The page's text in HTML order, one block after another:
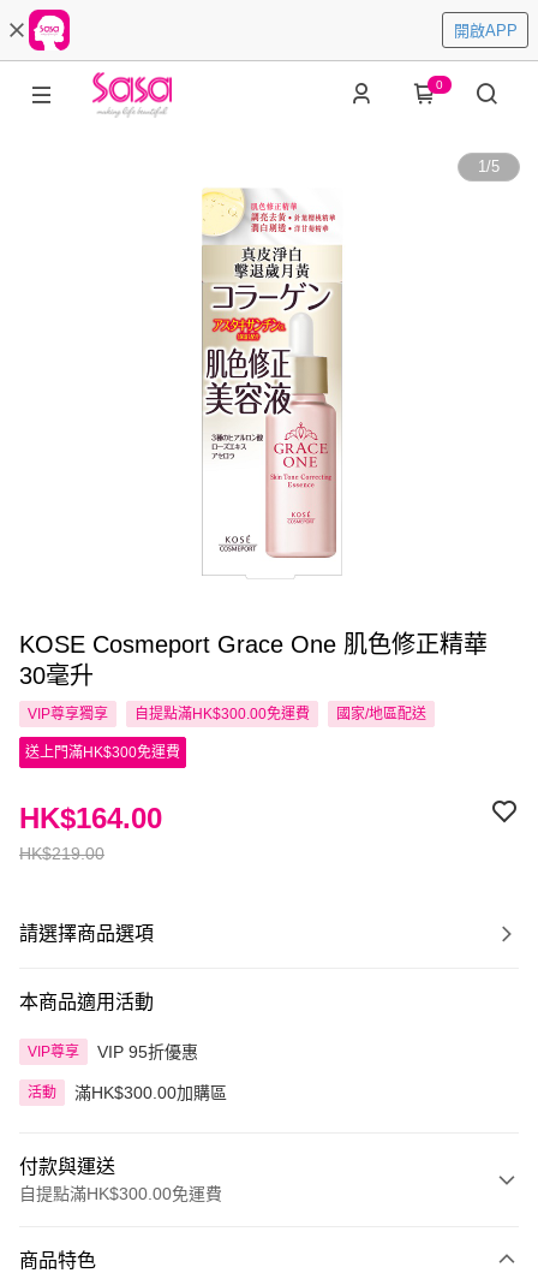
開啟APP
0
1/5
KOSE Cosmeport Grace One 肌色修正精華
30毫升
VIP尊享獨享 自提點滿HK$300.00免運費 國家/地區配送
送上門滿HK$300免運費
HK$219.00
HK$164.00
請選擇商品選項
本商品適用活動
VIP尊享 VIP 95折優惠
活動 滿HK$300.00加購區
付款與運送
自提點滿HK$300.00免運費
信用卡
商品特色